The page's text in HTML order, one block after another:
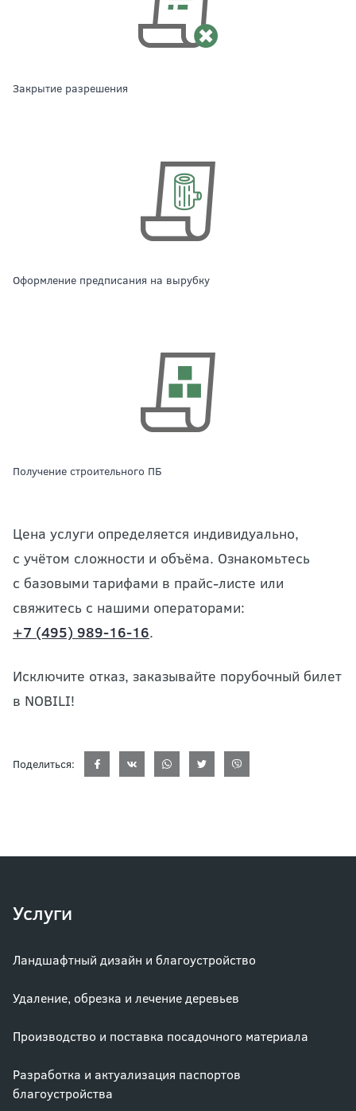
Закрытие разрешения
Оформление предписания на вырубку
Получение строительного ПБ
Цена услуги определяется индивидуально,
с учётом сложности и объёма. Ознакомьтесь
с базовыми тарифами в прайс-листе или
свяжитесь с нашими операторами:
+7 (495) 989-16-16.
Исключите отказ, заказывайте порубочный билет
в NOBILI!
Поделиться:
Услуги
Ландшафтный дизайн и благоустройство
Удаление, обрезка и лечение деревьев
Производство и поставка посадочного материала
Разработка и актуализация паспортов
благоустройства